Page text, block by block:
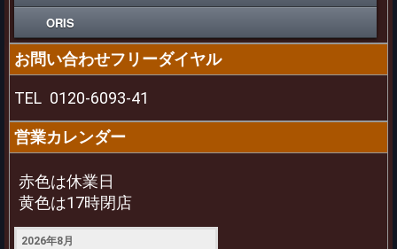
ORIS
お問い合わせフリーダイヤル
TEL 0120-6093-41
営業カレンダー
赤色は休業日
黄色は17時閉店
2026年8月